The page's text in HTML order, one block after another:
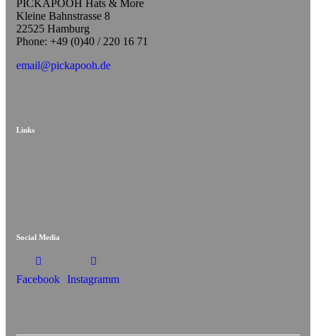
PICKAPOOH Hats & More
Kleine Bahnstrasse 8
22525 Hamburg
Phone: +49 (0)40 / 220 16 71
email@pickapooh.de
Links
Social Media
Facebook Instagramm